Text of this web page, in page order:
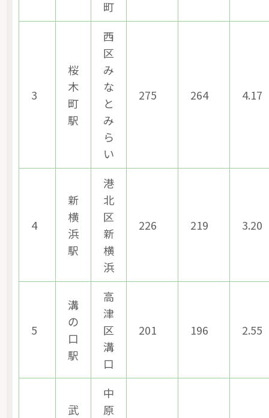
町
3
桜
木
町
駅
西
区
み
な
と
み
ら
い
275 264 4.17
4
新
横
浜
駅
港
北
区
新
横
浜
226 219 3.20
5
溝
の
口
駅
高
津
区
溝
口
201 196 2.55
武
中
原